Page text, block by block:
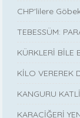
CHP'lilere
TEBESSÜM:
KÜRKLERİ BİLE
KİLO VEREREK
KANGURU
KARACİĞERİ